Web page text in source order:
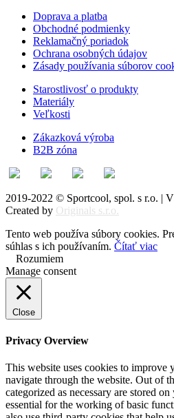
Doprava a platba
Obchodné podmienky
Reklamačný poriadok
Ochrana osobných údajov
Zásady používania súborov
Starostlivosť o produkty
Materiály
Veľkosti
Zákazková výroba
B2B zóna
2019-2022 © Sportcool, spol. s r.o. |
Created by Originals s.r.o.
Tento web používa súbory cookies.
súhlas s ich používaním. Čítať viac
Rozumiem
Manage consent
Close
Privacy Overview
This website uses cookies to improve
navigate through the website. Out of
categorized as necessary are stored
essential for the working of basic